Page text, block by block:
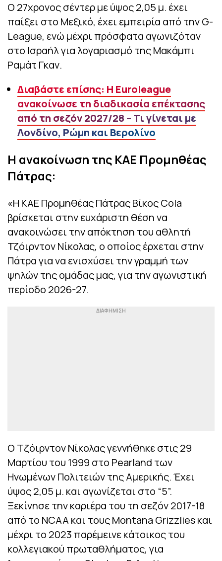
Ο 27χρονος σέντερ με ύψος 2,05 μ. έχει
παίξει στο Μεξικό, έχει εμπειρία από την G-
League, ενώ μέχρι πρόσφατα αγωνιζόταν
στο Ισραήλ για λογαριασμό της Μακάμπι
Ραμάτ Γκαν.
Διαβάστε επίσης: Η Euroleague
ανακοίνωσε τη διαδικασία επέκτασης
από τη σεζόν 2027/28 – Τι γίνεται με
Λονδίνο, Ρώμη και Βερολίνο
Η ανακοίνωση της KAE Προμηθέας
Πάτρας:
«H KAE Προμηθέας Πάτρας Βίκος Cola
βρίσκεται στην ευχάριστη θέση να
ανακοινώσει την απόκτηση του αθλητή
Τζόιρντον Νίκολας, ο οποίος έρχεται στην
Πάτρα για να ενισχύσει την γραμμή των
ψηλών της ομάδας μας, για την αγωνιστική
περίοδο 2026-27.
O Tζόιρντον Νίκολας γεννήθηκε στις 29
Μαρτίου του 1999 στο Pearland των
Ηνωμένων Πολιτειών της Αμερικής. Έχει
ύψος 2,05 μ. και αγωνίζεται στο “5”.
Ξεκίνησε την καριέρα του τη σεζόν 2017-18
από το NCAA και τους Montana Grizzlies και
μέχρι το 2023 παρέμεινε κάτοικος του
κολλεγιακού πρωταθλήματος, για